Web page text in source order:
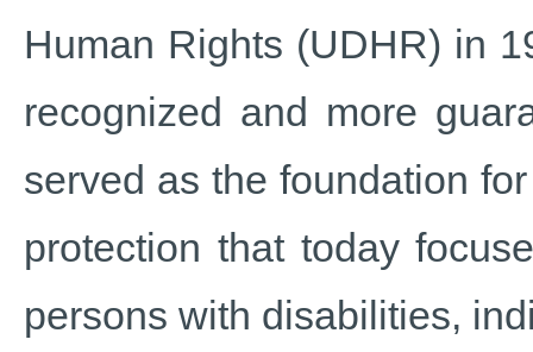
Human Rights (UDHR) in
recognized and more
served as the foundation
protection that today
persons with disabilities,